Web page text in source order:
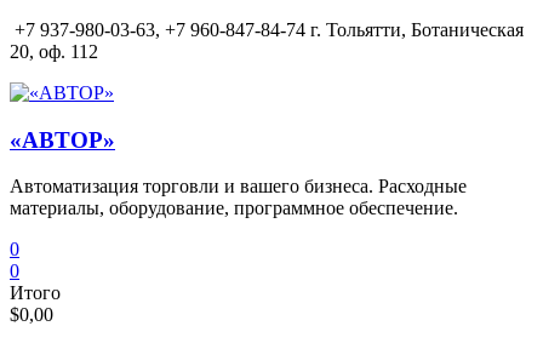
Перейти
к
+7 937-980-03-63, +7 960-847-84-74 г. Тольятти, Ботаническая
20, оф. 112
«АВТОР»
Автоматизация торговли и вашего бизнеса. Расходные
материалы, оборудование, программное обеспечение.
0
0
Итого
$0,00